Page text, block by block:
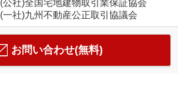
(公社)全国宅地建物取引業保証協会
(一社)九州不動産公正取引協議会
お問い合わせ(無料)